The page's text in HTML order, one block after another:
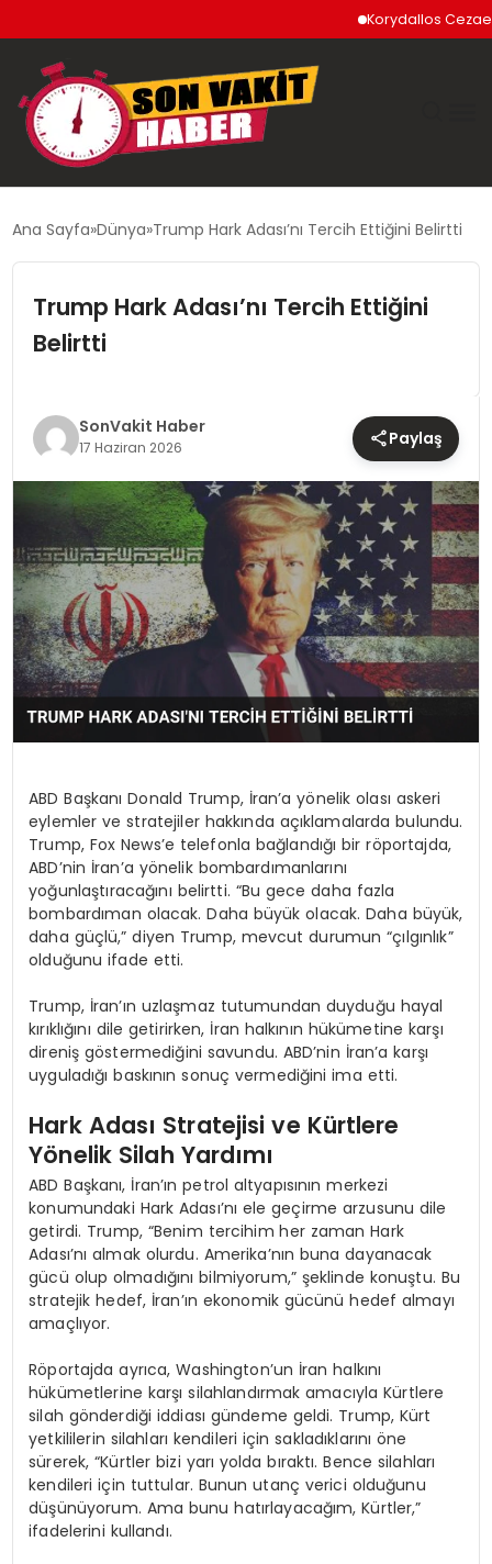
Korydallos
DÜNYA
SPOR
TEKNOLOJI
YAŞAM
Ana Sayfa Dünya Trump Hark Adası’nı Tercih Ettiğini Belirtti
Trump Hark Adası’nı Tercih Ettiğini
Belirtti
SonVakit Haber
17 Haziran 2026 Paylaş
ABD Başkanı Donald Trump, İran’a yönelik olası askeri
eylemler ve stratejiler hakkında açıklamalarda bulundu.
Trump, Fox News’e telefonla bağlandığı bir röportajda,
ABD’nin İran’a yönelik bombardımanlarını
yoğunlaştıracağını belirtti. “Bu gece daha fazla
bombardıman olacak. Daha büyük olacak. Daha büyük,
daha güçlü,” diyen Trump, mevcut durumun “çılgınlık”
olduğunu ifade etti.
Trump, İran’ın uzlaşmaz tutumundan duyduğu hayal
kırıklığını dile getirirken, İran halkının hükümetine karşı
direniş göstermediğini savundu. ABD’nin İran’a karşı
uyguladığı baskının sonuç vermediğini ima etti.
Hark Adası Stratejisi ve Kürtlere
Yönelik Silah Yardımı
ABD Başkanı, İran’ın petrol altyapısının merkezi
konumundaki Hark Adası’nı ele geçirme arzusunu dile
getirdi. Trump, “Benim tercihim her zaman Hark
Adası’nı almak olurdu. Amerika’nın buna dayanacak
gücü olup olmadığını bilmiyorum,” şeklinde konuştu. Bu
stratejik hedef, İran’ın ekonomik gücünü hedef almayı
amaçlıyor.
Röportajda ayrıca, Washington’un İran halkını
hükümetlerine karşı silahlandırmak amacıyla Kürtlere
silah gönderdiği iddiası gündeme geldi. Trump, Kürt
yetkililerin silahları kendileri için sakladıklarını öne
sürerek, “Kürtler bizi yarı yolda bıraktı. Bence silahları
kendileri için tuttular. Bunun utanç verici olduğunu
düşünüyorum. Ama bunu hatırlayacağım, Kürtler,”
ifadelerini kullandı.